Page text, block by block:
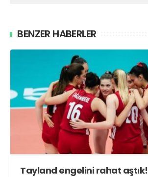
BENZER HABERLER
Tayland engelini rahat